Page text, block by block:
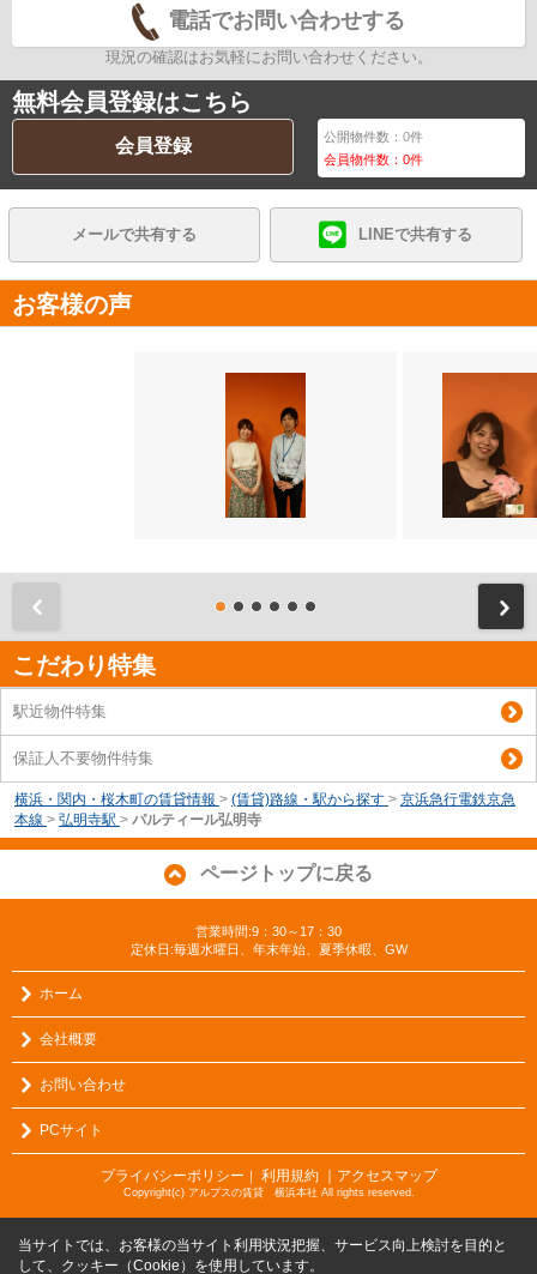
電話でお問い合わせする
現況の確認はお気軽にお問い合わせください。
無料会員登録はこちら
会員登録 公開物件数：0件
会員物件数：0件
メールで共有する LINEで共有する
お客様の声
こだわり特集
駅近物件特集
保証人不要物件特集
横浜・関内・桜木町の賃貸情報 > (賃貸)路線・駅から探す > 京浜急行電鉄京急
本線 > 弘明寺駅 > パルティール弘明寺
ページトップに戻る
営業時間:9：30～17：30
定休日:毎週水曜日、年末年始、夏季休暇、GW
ホーム
会社概要
お問い合わせ
PCサイト
プライバシーポリシー 利用規約 ｜アクセスマップ
Copyright(c) アルプスの賃貸 横浜本社 All rights reserved.
当サイトでは、お客様の当サイト利用状況把握、サービス向上検討を目的と
して、クッキー（Cookie）を使用しています。